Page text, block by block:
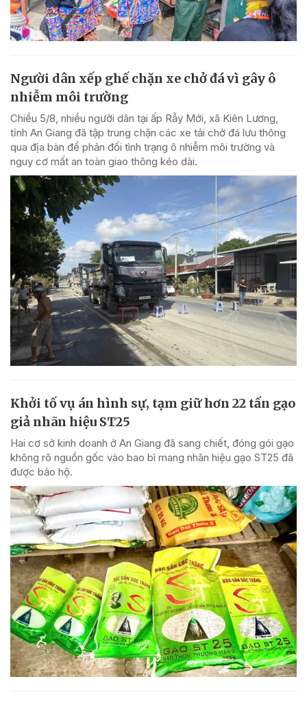
Người dân xếp ghế chặn xe chở đá vì gây ô
nhiễm môi trường
Chiều 5/8, nhiều người dân tại ấp Rẫy Mới, xã Kiên Lương,
tỉnh An Giang đã tập trung chặn các xe tải chở đá lưu thông
qua địa bàn để phản đối tình trạng ô nhiễm môi trường và
nguy cơ mất an toàn giao thông kéo dài.
Khởi tố vụ án hình sự, tạm giữ hơn 22 tấn gạo
giả nhãn hiệu ST25
Hai cơ sở kinh doanh ở An Giang đã sang chiết, đóng gói gạo
không rõ nguồn gốc vào bao bì mang nhãn hiệu gạo ST25 đã
được bảo hộ.